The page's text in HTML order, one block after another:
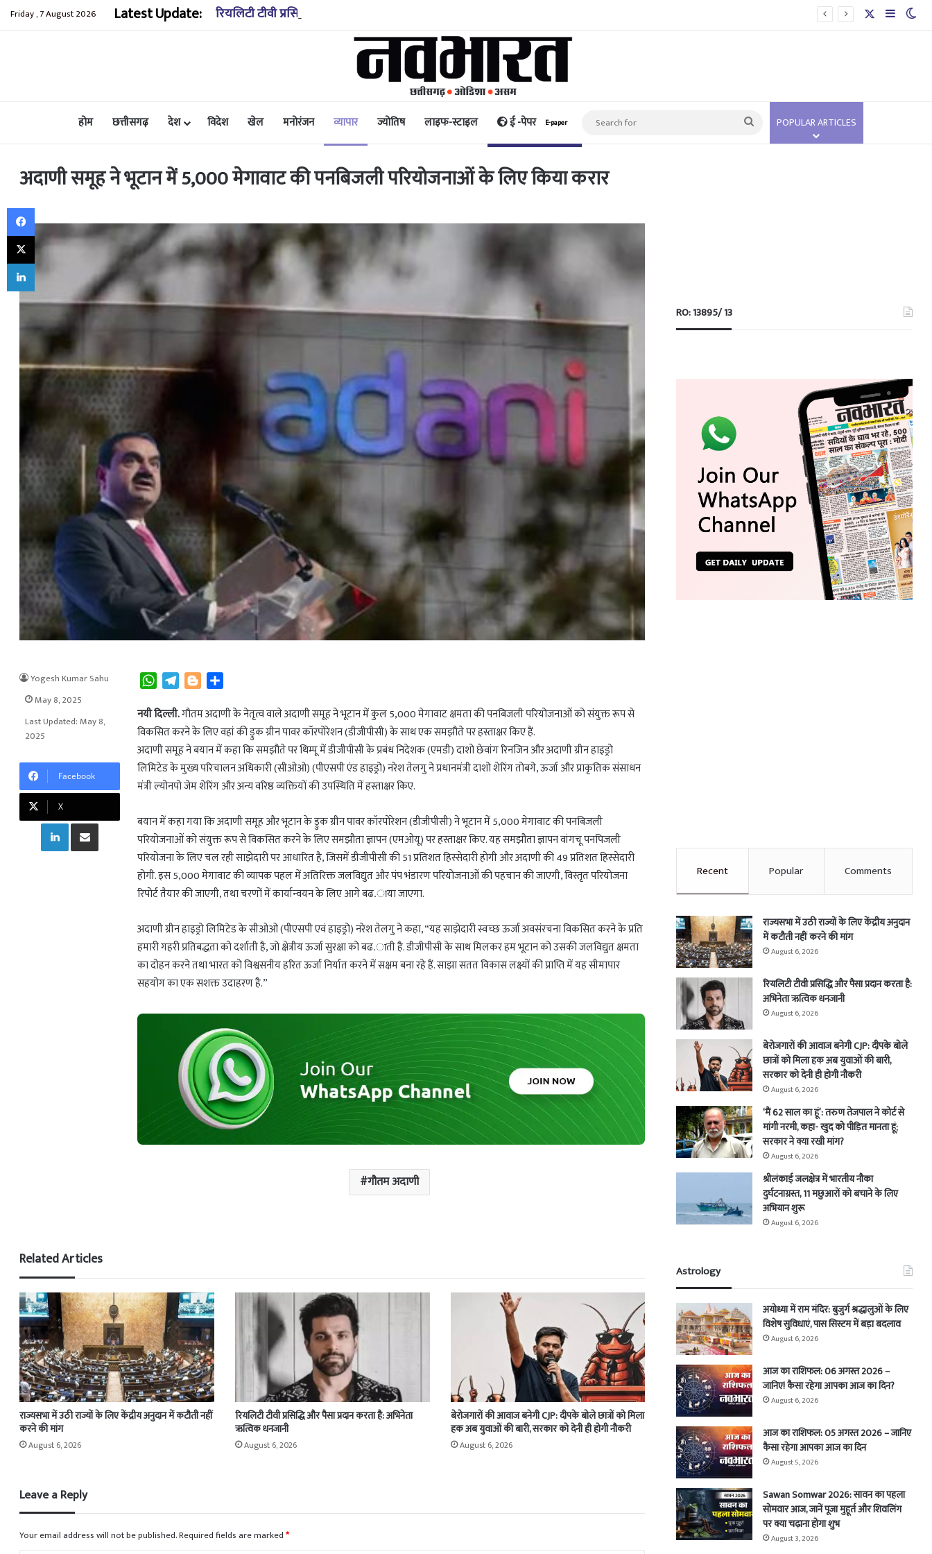
Friday , 7 August 2026 Latest Update: रियलिटी टीवी प्रसिद्धि और पैसा प्रदान करता है: अभिनेता ऋत्विक धनजानी Sidebar
होम छत्तीसगढ़ देश विदेश खेल मनोरंजन व्यापार ज्योतिष लाइफ-स्टाइल ई -पेपर E-paper
Search
for
POPULAR ARTICLES
अदाणी समूह ने भूटान में 5,000 मेगावाट की पनबिजली परियोजनाओं के लिए किया करार
W
a
t
s
A
p
l
e
g
r
a
o
g
g
e
r
a
r
e
नयी दिल्ली.गौतम अदाणी के नेतृत्व वाले अदाणी समूह ने भूटान में कुल 5,000 मेगावाट क्षमता की पनबिजली परियोजनाओं को संयुक्त रूप से
विकसित करने के लिए वहां की ड्रुक ग्रीन पावर कॉरपोरेशन (डीजीपीसी) के साथ एक समझौते पर हस्ताक्षर किए हैं.
अदाणी समूह ने बयान में कहा कि समझौते पर थिम्पू में डीजीपीसी के प्रबंध निदेशक (एमडी) दाशो छेवांग रिनजिन और अदाणी ग्रीन हाइड्रो
लिमिटेड के मुख्य परिचालन अधिकारी (सीओओ) (पीएसपी एंड हाइड्रो) नरेश तेलगु ने प्रधानमंत्री दाशो शेरिंग तोबगे, ऊर्जा और प्राकृतिक संसाधन
मंत्री ल्योनपो जेम शेरिंग और अन्य वरिष्ठ व्यक्तियों की उपस्थिति में हस्ताक्षर किए.
बयान में कहा गया कि अदाणी समूह और भूटान के ड्रुक ग्रीन पावर कॉरपोरेशन (डीजीपीसी) ने भूटान में 5,000 मेगावाट की पनबिजली
परियोजनाओं को संयुक्त रूप से विकसित करने के लिए समझौता ज्ञापन (एमओयू) पर हस्ताक्षर किए. यह समझौता ज्ञापन वांगचू पनपिजली
परियोजना के लिए चल रही साझेदारी पर आधारित है, जिसमें डीजीपीसी की 51 प्रतिशत हिस्सेदारी होगी और अदाणी की 49 प्रतिशत हिस्सेदारी
होगी. इस 5,000 मेगावाट की व्यापक पहल में अतिरिक्त जलविद्युत और पंप भंडारण परियोजनाओं की पहचान की जाएगी, विस्तृत परियोजना
रिपोर्ट तैयार की जाएगी, तथा चरणों में कार्यान्वयन के लिए आगे बढ.ाया जाएगा.
अदाणी ग्रीन हाइड्रो लिमिटेड के सीओओ (पीएसपी एवं हाइड्रो) नरेश तेलगु ने कहा, “यह साझेदारी स्वच्छ ऊर्जा अवसंरचना विकसित करने के प्रति
हमारी गहरी प्रतिबद्धता को दर्शाती है, जो क्षेत्रीय ऊर्जा सुरक्षा को बढ.ाती है. डीजीपीसी के साथ मिलकर हम भूटान को उसकी जलविद्युत क्षमता
का दोहन करने तथा भारत को विश्वसनीय हरित ऊर्जा निर्यात करने में सक्षम बना रहे हैं. साझा सतत विकास लक्ष्यों की प्राप्ति में यह सीमापार
सहयोग का एक सशक्त उदाहरण है.”
गौतम अदाणी
Yogesh Kumar Sahu
May 8, 2025
Last Updated: May 8,
2025
Facebook
X
LinkedInShare via Email
Related Articles
राज्यसभा में उठी राज्यों के लिए केंद्रीय अनुदान में कटौती नहीं
करने की मांग
August 6, 2026
रियलिटी टीवी प्रसिद्धि और पैसा प्रदान करता है: अभिनेता
ऋत्विक धनजानी
August 6, 2026
बेरोजगारों की आवाज बनेगी CJP: दीपके बोले छात्रों को मिला
हक अब युवाओं की बारी, सरकार को देनी ही होगी नौकरी
August 6, 2026
Leave a Reply
Your email address will not be published.Required fields are marked*
RO: 13895/ 13
Recent Popular Comments
राज्यसभा में उठी राज्यों के लिए केंद्रीय अनुदान
में कटौती नहीं करने की मांग
August 6, 2026
रियलिटी टीवी प्रसिद्धि और पैसा प्रदान करता है:
अभिनेता ऋत्विक धनजानी
August 6, 2026
बेरोजगारों की आवाज बनेगी CJP: दीपके बोले
छात्रों को मिला हक अब युवाओं की बारी,
सरकार को देनी ही होगी नौकरी
August 6, 2026
‘मैं 62 साल का हूं’: तरुण तेजपाल ने कोर्ट से
मांगी नरमी, कहा- खुद को पीड़ित मानता हूं;
सरकार ने क्या रखी मांग?
August 6, 2026
श्रीलंकाई जलक्षेत्र में भारतीय नौका
दुर्घटनाग्रस्त, 11 मछुआरों को बचाने के लिए
अभियान शुरू
August 6, 2026
Astrology
अयोध्या में राम मंदिर: बुजुर्ग श्रद्धालुओं के लिए
विशेष सुविधाएं, पास सिस्टम में बड़ा बदलाव
August 6, 2026
आज का राशिफल: 06 अगस्त 2026 –
जानिए! कैसा रहेगा आपका आज का दिन?
August 6, 2026
आज का राशिफल: 05 अगस्त 2026 – जानिए
कैसा रहेगा आपका आज का दिन
August 5, 2026
Sawan Somwar 2026: सावन का पहला
सोमवार आज, जानें पूजा मुहूर्त और शिवलिंग
पर क्या चढ़ाना होगा शुभ
August 3, 2026
Facebook
X
LinkedIn